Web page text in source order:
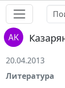
20.04.2013
Литература